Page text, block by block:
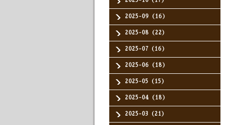
2025-09（16）
2025-08（22）
2025-07（16）
2025-06（18）
2025-05（15）
2025-04（18）
2025-03（21）